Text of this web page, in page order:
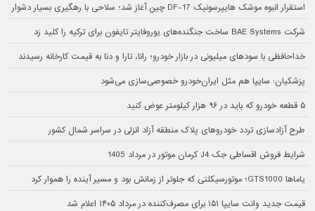
استقرار انبوه موشک هایپرسونیک DF-17 چین آغاز شد؛ سلاحی با رهگیری بسیار دشوار
شرکت BAE Systems ساخت جنگنده‌های یوروفایتر تایفون برای ترکیه را کلید زد
خداحافظی با سودهای میلیونی در بازار خودرو؛ رانا، تارا و دنا به قیمت کارخانه رسیدند
پزشکیان: سایپا هم مثل ایران‌خودرو خصوصی‌سازی می‌شود
۵ قطعه خودرو که باید در ۹۶ هزار کیلومتر عوض کنید
طرح آزادسازی تردد خودروهای پلاک منطقه آزاد انزلی در سراسر شمال کشور
شرایط فروش اقساطی جک J4 کرمان موتور در مرداد 1405
یاماها GTS1000؛ موتورسیکلتی که جلوتر از زمانش بود و مسیر آینده را هموار کرد
قیمت جدید وانت سایپا ۱۵۱ برای مصرف‌کننده در مرداد ۱۴۰۵ اعلام شد